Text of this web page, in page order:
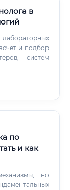
в
и подбор
систем
по
и как
но